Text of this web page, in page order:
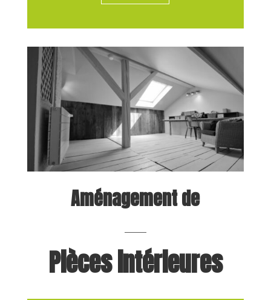
Aménagementde
Pièces intérieures